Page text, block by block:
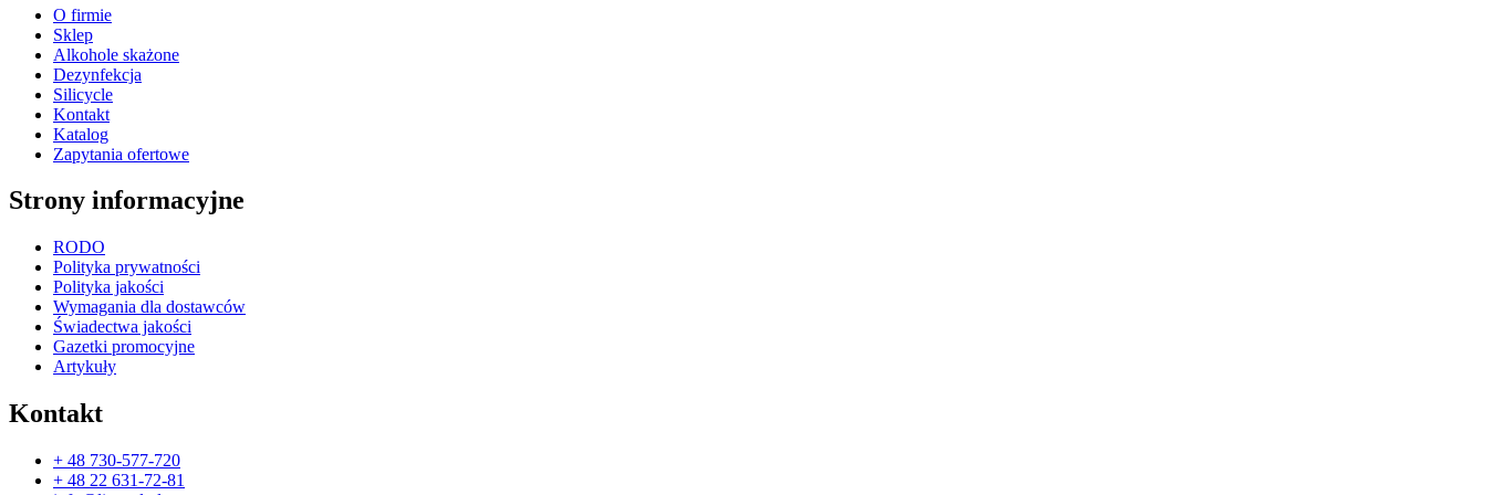
O firmie
Sklep
Alkohole skażone
Dezynfekcja
Silicycle
Kontakt
Katalog
Zapytania ofertowe
Strony informacyjne
RODO
Polityka prywatności
Polityka jakości
Wymagania dla dostawców
Świadectwa jakości
Gazetki promocyjne
Artykuły
Kontakt
+ 48 730-577-720
+ 48 22 631-72-81